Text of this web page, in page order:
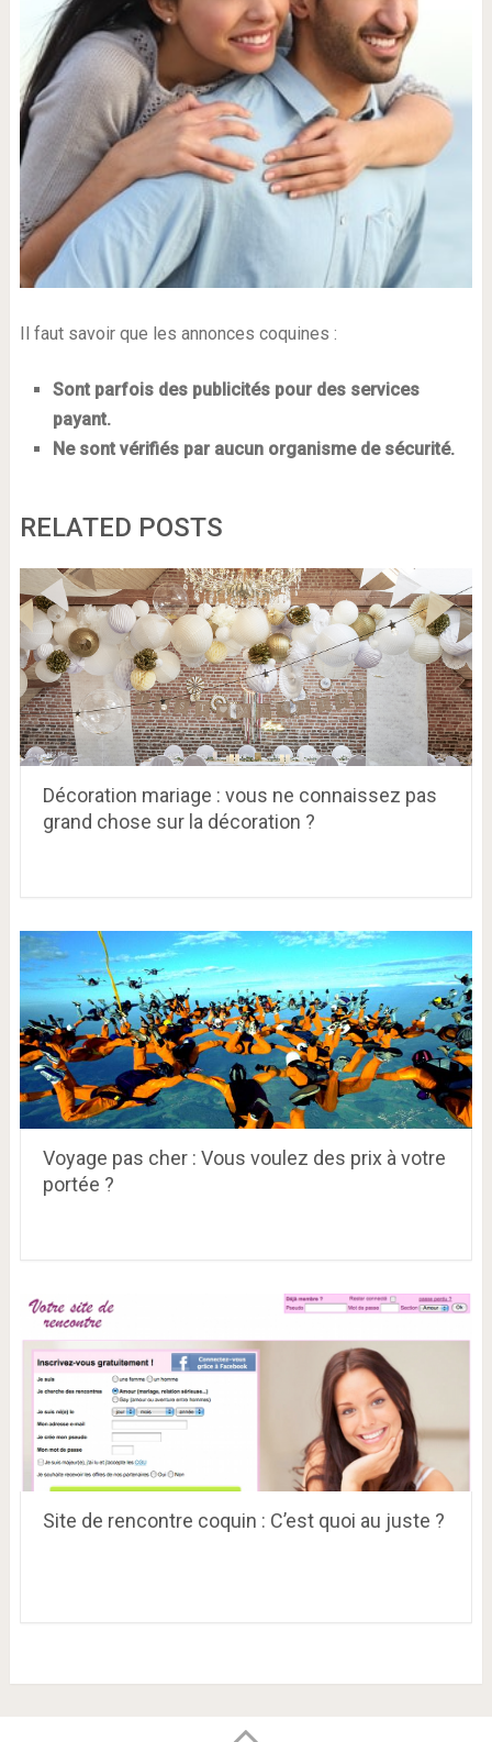
Il faut savoir que les annonces coquines :
Sont parfois des publicités pour des services
payant.
Ne sont vérifiés par aucun organisme de sécurité.
RELATED POSTS
Décoration mariage : vous ne connaissez pas
grand chose sur la décoration ?
Voyage pas cher : Vous voulez des prix à votre
portée ?
Site de rencontre coquin : C’est quoi au juste ?